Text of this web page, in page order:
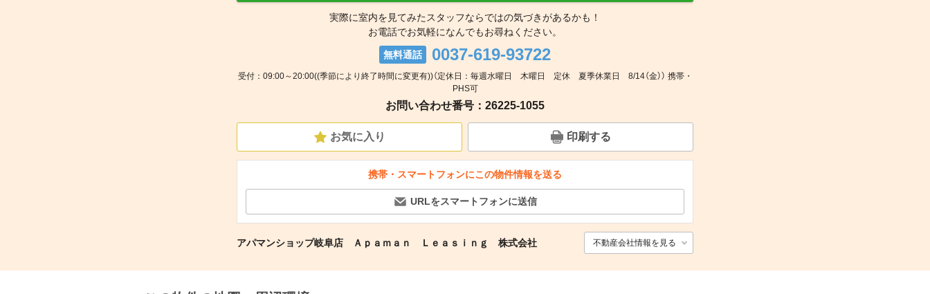
実際に室内を見てみたスタッフならではの気づきがあるかも！
お電話でお気軽になんでもお尋ねください。
無料通話 0037-619-93722
受付：09:00～20:00((季節により終了時間に変更有))（定休日：毎週水曜日 木曜日 定休 夏季休業日 8/14（金）） 携帯・
PHS可
お問い合わせ番号：26225-1055
お気に入り 印刷する
携帯・スマートフォンにこの物件情報を送る
URLをスマートフォンに送信
アパマンショップ岐阜店 Ａｐａｍａｎ Ｌｅａｓｉｎｇ 株式会社 不動産会社情報を見る